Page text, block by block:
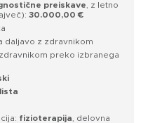
preiskave , z letno
30.000,00 €
daljavo z zdravnikom
preko izbranega
fizioterapija , delovna